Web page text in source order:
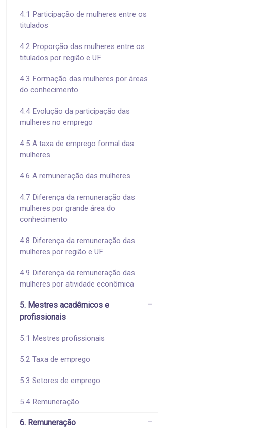
4.1 Participação de mulheres entre os
titulados
4.2 Proporção das mulheres entre os
titulados por região e UF
4.3 Formação das mulheres por áreas
do conhecimento
4.4 Evolução da participação das
mulheres no emprego
4.5 A taxa de emprego formal das
mulheres
4.6 A remuneração das mulheres
4.7 Diferença da remuneração das
mulheres por grande área do
conhecimento
4.8 Diferença da remuneração das
mulheres por região e UF
4.9 Diferença da remuneração das
mulheres por atividade econômica
5. Mestres acadêmicos e
profissionais
5.1 Mestres profissionais
5.2 Taxa de emprego
5.3 Setores de emprego
5.4 Remuneração
6. Remuneração